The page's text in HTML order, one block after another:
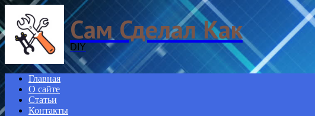
Сам Сделал Как
DIY
Главная
О сайте
Статьи
Контакты